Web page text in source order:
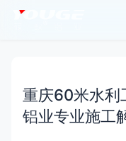
重庆60米水利
铝业专业施工